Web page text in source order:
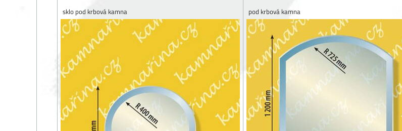
sklo pod krbová kamna pod krbová kamna